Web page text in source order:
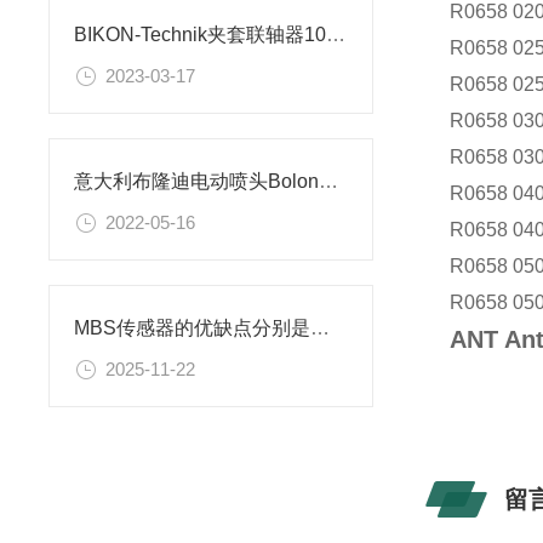
BIKON-Technik夹套联轴器1003-020-047
2023-03-17
意大利布隆迪电动喷头Bolondi自动喷嘴
2022-05-16
MBS传感器的优缺点分别是什么？
2025-11-22
R0658
R0658
R0658
R0658
R0658
R0658
R0658
R0658
R0658
ANT
留